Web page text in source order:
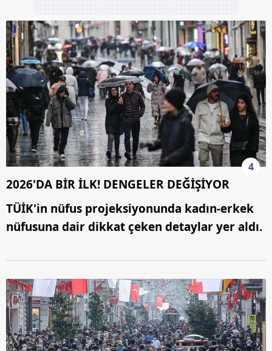
4
2026'DA BİR İLK! DENGELER DEĞİŞİYOR
TÜİK'in nüfus projeksiyonunda kadın-erkek
nüfusuna dair dikkat çeken detaylar yer aldı.